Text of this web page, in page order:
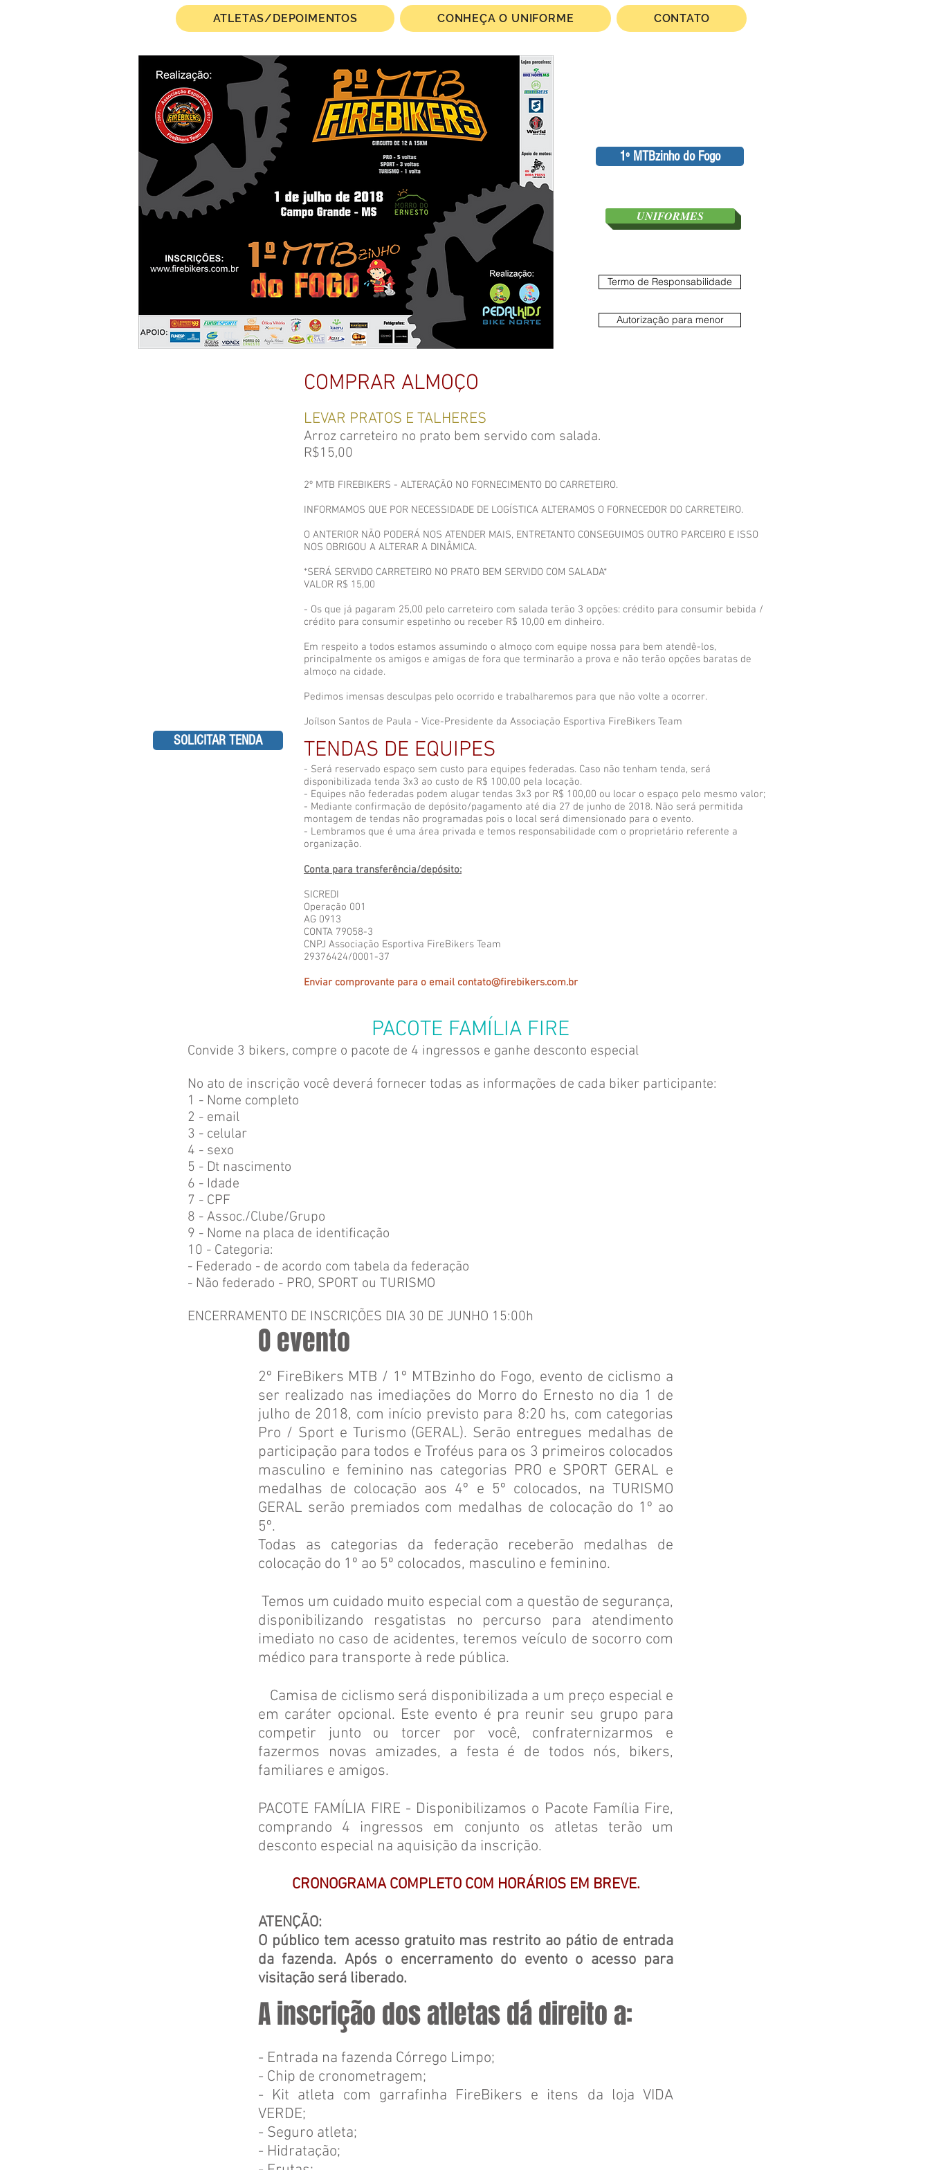
ATLETAS/DEPOIMENTOS CONHEÇA O UNIFORME CONTATO
1º MTBzinho do Fogo
UNIFORMES
Termo de Responsabilidade
Autorização para menor
COMPRAR ALMOÇO
LEVAR PRATOS E TALHERES
Arroz carreteiro no prato bem servido com salada.
R$15,00
2º MTB FIREBIKERS - ALTERAÇÃO NO FORNECIMENTO DO CARRETEIRO.
INFORMAMOS QUE POR NECESSIDADE DE LOGÍSTICA ALTERAMOS O FORNECEDOR DO CARRETEIRO.
O ANTERIOR NÃO PODERÁ NOS ATENDER MAIS, ENTRETANTO CONSEGUIMOS OUTRO PARCEIRO E ISSO
NOS OBRIGOU A ALTERAR A DINÂMICA.
*SERÁ SERVIDO CARRETEIRO NO PRATO BEM SERVIDO COM SALADA*
VALOR R$ 15,00
- Os que já pagaram 25,00 pelo carreteiro com salada terão 3 opções: crédito para consumir bebida /
crédito para consumir espetinho ou receber R$ 10,00 em dinheiro.
Em respeito a todos estamos assumindo o almoço com equipe nossa para bem atendê-los,
principalmente os amigos e amigas de fora que terminarão a prova e não terão opções baratas de
almoço na cidade.
Pedimos imensas desculpas pelo ocorrido e trabalharemos para que não volte a ocorrer.
Joílson Santos de Paula - Vice-Presidente da Associação Esportiva FireBikers Team
SOLICITAR TENDA TENDAS DE EQUIPES
- Será reservado espaço sem custo para equipes federadas. Caso não tenham tenda, será
disponibilizada tenda 3x3 ao custo de R$ 100,00 pela locação.
- Equipes não federadas podem alugar tendas 3x3 por R$ 100,00 ou locar o espaço pelo mesmo valor;
- Mediante confirmação de depósito/pagamento até dia 27 de junho de 2018. Não será permitida
montagem de tendas não programadas pois o local será dimensionado para o evento.
- Lembramos que é uma área privada e temos responsabilidade com o proprietário referente a
organização.
Conta para transferência/depósito:
SICREDI
Operação 001
AG 0913
CONTA 79058-3
CNPJ Associação Esportiva FireBikers Team
29376424/0001-37
Enviar comprovante para o email contato@firebikers.com.br
PACOTE FAMÍLIA FIRE
Convide 3 bikers, compre o pacote de 4 ingressos e ganhe desconto especial
No ato de inscrição você deverá fornecer todas as informações de cada biker participante:
1 - Nome completo
2 - email
3 - celular
4 - sexo
5 - Dt nascimento
6 - Idade
7 - CPF
8 - Assoc./Clube/Grupo
9 - Nome na placa de identificação
10 - Categoria:
- Federado - de acordo com tabela da federação
- Não federado - PRO, SPORT ou TURISMO
ENCERRAMENTO DE INSCRIÇÕES DIA 30 DE JUNHO 15:00h
O evento
2º FireBikers MTB / 1º MTBzinho do Fogo, evento de ciclismo a
ser realizado nas imediações do Morro do Ernesto no dia 1 de
julho de 2018, com início previsto para 8:20 hs, com categorias
Pro / Sport e Turismo (GERAL). Serão entregues medalhas de
participação para todos e Troféus para os 3 primeiros colocados
masculino e feminino nas categorias PRO e SPORT GERAL e
medalhas de colocação aos 4º e 5º colocados, na TURISMO
GERAL serão premiados com medalhas de colocação do 1º ao
5º.
Todas as categorias da federação receberão medalhas de
colocação do 1º ao 5º colocados, masculino e feminino.
Temos um cuidado muito especial com a questão de segurança,
disponibilizando resgatistas no percurso para atendimento
imediato no caso de acidentes, teremos veículo de socorro com
médico para transporte à rede pública.
Camisa de ciclismo será disponibilizada a um preço especial e
em caráter opcional. Este evento é pra reunir seu grupo para
competir junto ou torcer por você, confraternizarmos e
fazermos novas amizades, a festa é de todos nós, bikers,
familiares e amigos.
PACOTE FAMÍLIA FIRE - Disponibilizamos o Pacote Família Fire,
comprando 4 ingressos em conjunto os atletas terão um
desconto especial na aquisição da inscrição.
CRONOGRAMA COMPLETO COM HORÁRIOS EM BREVE.
ATENÇÃO:
O público tem acesso gratuito mas restrito ao pátio de entrada
da fazenda. Após o encerramento do evento o acesso para
visitação será liberado.
A inscrição dos atletas dá direito a:
- Entrada na fazenda Córrego Limpo;
- Chip de cronometragem;
- Kit atleta com garrafinha FireBikers e itens da loja VIDA
VERDE;
- Seguro atleta;
- Hidratação;